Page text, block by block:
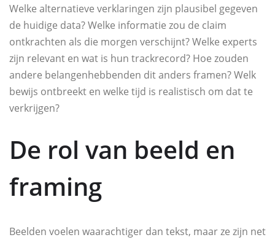
Welke alternatieve verklaringen zijn plausibel gegeven
de huidige data? Welke informatie zou de claim
ontkrachten als die morgen verschijnt? Welke experts
zijn relevant en wat is hun trackrecord? Hoe zouden
andere belangenhebbenden dit anders framen? Welk
bewijs ontbreekt en welke tijd is realistisch om dat te
verkrijgen?
De rol van beeld en
framing
Beelden voelen waarachtiger dan tekst, maar ze zijn net